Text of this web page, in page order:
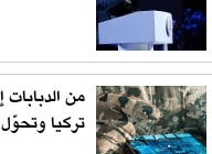
من الدبابات
تركيا